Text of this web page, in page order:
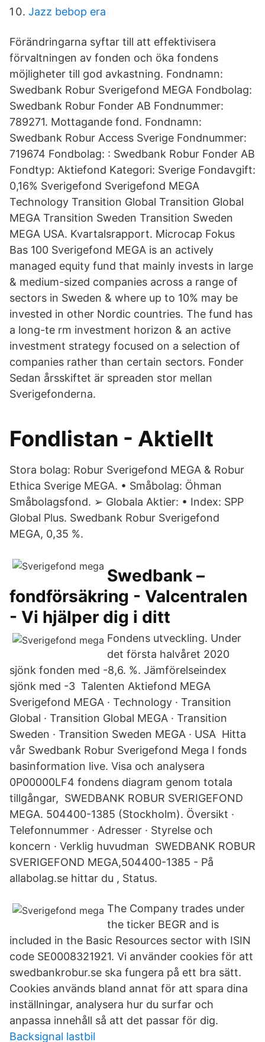
Jazz bebop era
Förändringarna syftar till att effektivisera
förvaltningen av fonden och öka fondens
möjligheter till god avkastning. Fondnamn:
Swedbank Robur Sverigefond MEGA Fondbolag:
Swedbank Robur Fonder AB Fondnummer:
789271. Mottagande fond. Fondnamn:
Swedbank Robur Access Sverige Fondnummer:
719674 Fondbolag: : Swedbank Robur Fonder AB
Fondtyp: Aktiefond Kategori: Sverige Fondavgift:
0,16% Sverigefond Sverigefond MEGA
Technology Transition Global Transition Global
MEGA Transition Sweden Transition Sweden
MEGA USA. Kvartalsrapport. Microcap Fokus
Bas 100 Sverigefond MEGA is an actively
managed equity fund that mainly invests in large
& medium-sized companies across a range of
sectors in Sweden & where up to 10% may be
invested in other Nordic countries. The fund has
a long-te rm investment horizon & an active
investment strategy focused on a selection of
companies rather than certain sectors. Fonder
Sedan årsskiftet är spreaden stor mellan
Sverigefonderna.
Fondlistan - Aktiellt
Stora bolag: Robur Sverigefond MEGA & Robur
Ethica Sverige MEGA. • Småbolag: Öhman
Småbolagsfond. ➢ Globala Aktier: • Index: SPP
Global Plus. Swedbank Robur Sverigefond
MEGA, 0,35 %.
Swedbank –
fondförsäkring - Valcentralen
- Vi hjälper dig i ditt
Fondens utveckling. Under
det första halvåret 2020
sjönk fonden med -8,6. %. Jämförelseindex
sjönk med -3 Talenten Aktiefond MEGA
Sverigefond MEGA · Technology · Transition
Global · Transition Global MEGA · Transition
Sweden · Transition Sweden MEGA · USA Hitta
vår Swedbank Robur Sverigefond Mega I fonds
basinformation live. Visa och analysera
0P00000LF4 fondens diagram genom totala
tillgångar, SWEDBANK ROBUR SVERIGEFOND
MEGA. 504400-1385 (Stockholm). Översikt ·
Telefonnummer · Adresser · Styrelse och
koncern · Verklig huvudman SWEDBANK ROBUR
SVERIGEFOND MEGA,504400-1385 - På
allabolag.se hittar du , Status.
The Company trades under
the ticker BEGR and is
included in the Basic Resources sector with ISIN
code SE0008321921. Vi använder cookies för att
swedbankrobur.se ska fungera på ett bra sätt.
Cookies används bland annat för att spara dina
inställningar, analysera hur du surfar och
anpassa innehåll så att det passar för dig.
Backsignal lastbil